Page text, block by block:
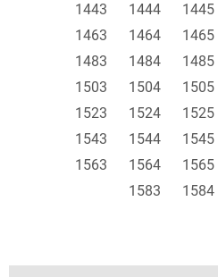
1443
1444 1445
1463
1464 1465
1483
1484 1485
1503
1504 1505
1523
1524 1525
1543
1544 1545
1563
1564 1565
1583
1584